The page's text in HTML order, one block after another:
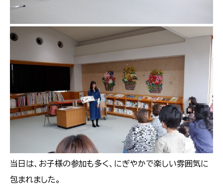
当日は、お子様の参加も多く、にぎやかで楽しい雰囲気に
包まれました。